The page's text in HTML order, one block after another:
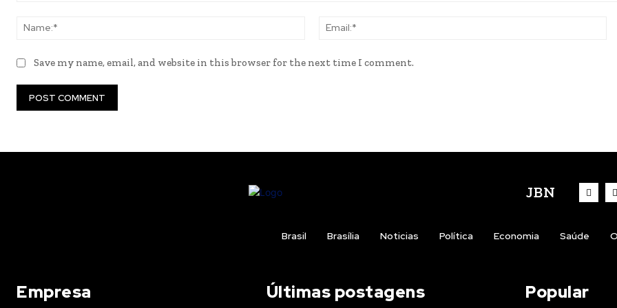
Name:*
Save my name, email, and website in this browser for the next time I comment.
JBN
Brasil Brasília Noticias Política Economia Saúde
Empresa Últimas postagens Popular